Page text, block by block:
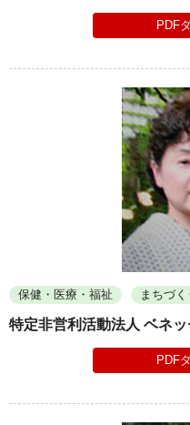
PDF
保健・医療・福祉 まちづく
特定非営利活動法人 ベネ
PDF